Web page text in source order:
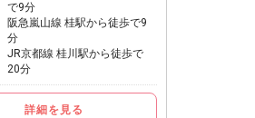
で9分
阪急嵐山線 桂駅から徒歩で9
分
JR京都線 桂川駅から徒歩で
20分
詳細を見る